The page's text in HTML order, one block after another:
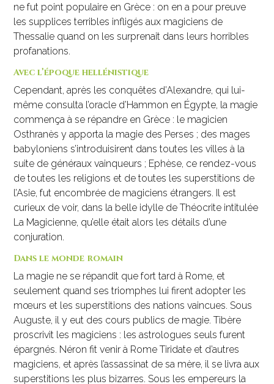
ne fut point populaire en Grèce : on en a pour preuve
les supplices terribles infligés aux magiciens de
Thessalie quand on les surprenait dans leurs horribles
profanations.
Avec l’époque hellénistique
Cependant, après les conquêtes d’Alexandre, qui lui-
même consulta l’oracle d’Hammon en Égypte, la magie
commença à se répandre en Grèce : le magicien
Osthranès y apporta la magie des Perses ; des mages
babyloniens s’introduisirent dans toutes les villes à la
suite de généraux vainqueurs ; Ephèse, ce rendez-vous
de toutes les religions et de toutes les superstitions de
l’Asie, fut encombrée de magiciens étrangers. Il est
curieux de voir, dans la belle idylle de Théocrite intitulée
La Magicienne, qu’elle était alors les détails d’une
conjuration.
Dans le monde romain
La magie ne se répandit que fort tard à Rome, et
seulement quand ses triomphes lui firent adopter les
mœurs et les superstitions des nations vaincues. Sous
Auguste, il y eut des cours publics de magie. Tibère
proscrivit les magiciens : les astrologues seuls furent
épargnés. Néron fit venir à Rome Tiridate et d’autres
magiciens, et après l’assassinat de sa mère, il se livra aux
superstitions les plus bizarres. Sous les empereurs la